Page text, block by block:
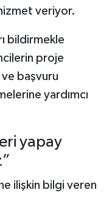
veriyor.
bildirmekle
proje
başvuru
yardımcı
yapay
ilişkin bilgi veren